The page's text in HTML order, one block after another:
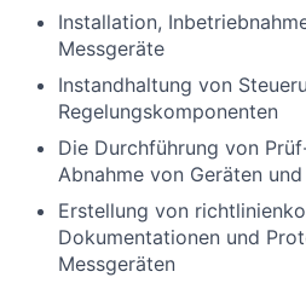
Installation,
Messgeräte
Instandhaltung von
Regelungskomponenten
Die Durchführung von
Abnahme von Geräten
Erstellung von
Dokumentationen und
Messgeräten